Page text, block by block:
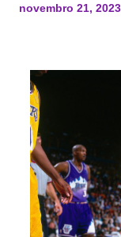
novembro 21, 2023